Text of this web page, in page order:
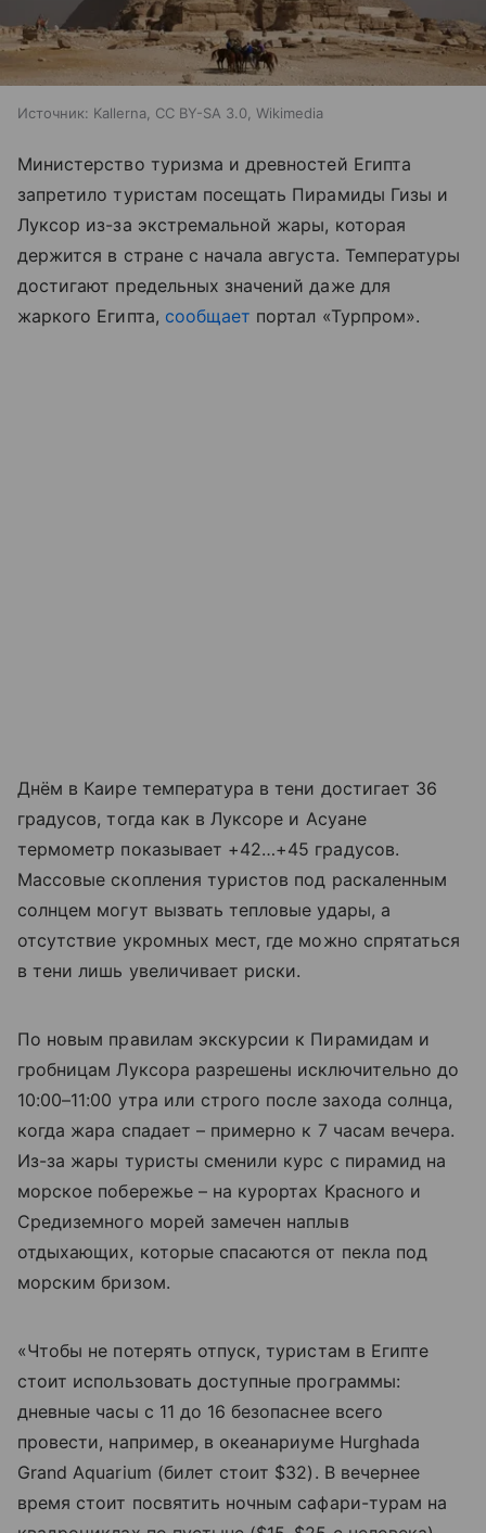
Источник: Kallerna, CC BY-SA 3.0, Wikimedia
Министерство туризма и древностей Египта
запретило туристам посещать Пирамиды Гизы и
Луксор из-за экстремальной жары, которая
держится в стране с начала августа. Температуры
достигают предельных значений даже для
жаркого Египта, сообщает портал «Турпром».
Днём в Каире температура в тени достигает 36
градусов, тогда как в Луксоре и Асуане
термометр показывает +42…+45 градусов.
Массовые скопления туристов под раскаленным
солнцем могут вызвать тепловые удары, а
отсутствие укромных мест, где можно спрятаться
в тени лишь увеличивает риски.
По новым правилам экскурсии к Пирамидам и
гробницам Луксора разрешены исключительно до
10:00–11:00 утра или строго после захода солнца,
когда жара спадает – примерно к 7 часам вечера.
Из-за жары туристы сменили курс с пирамид на
морское побережье – на курортах Красного и
Средиземного морей замечен наплыв
отдыхающих, которые спасаются от пекла под
морским бризом.
«Чтобы не потерять отпуск, туристам в Египте
стоит использовать доступные программы:
дневные часы с 11 до 16 безопаснее всего
провести, например, в океанариуме Hurghada
Grand Aquarium (билет стоит $32). В вечернее
время стоит посвятить ночным сафари-турам на